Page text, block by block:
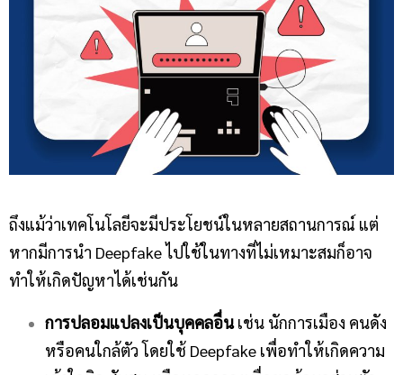
ถึงแม้ว่าเทคโนโลยีจะมีประโยชน์ในหลายสถานการณ์ แต่
หากมีการนำ Deepfake ไปใช้ในทางที่ไม่เหมาะสมก็อาจ
ทำให้เกิดปัญหาได้เช่นกัน
การปลอมแปลงเป็นบุคคลอื่นเช่น นักการเมือง คนดัง
หรือคนใกล้ตัว โดยใช้ Deepfake เพื่อทำให้เกิดความ